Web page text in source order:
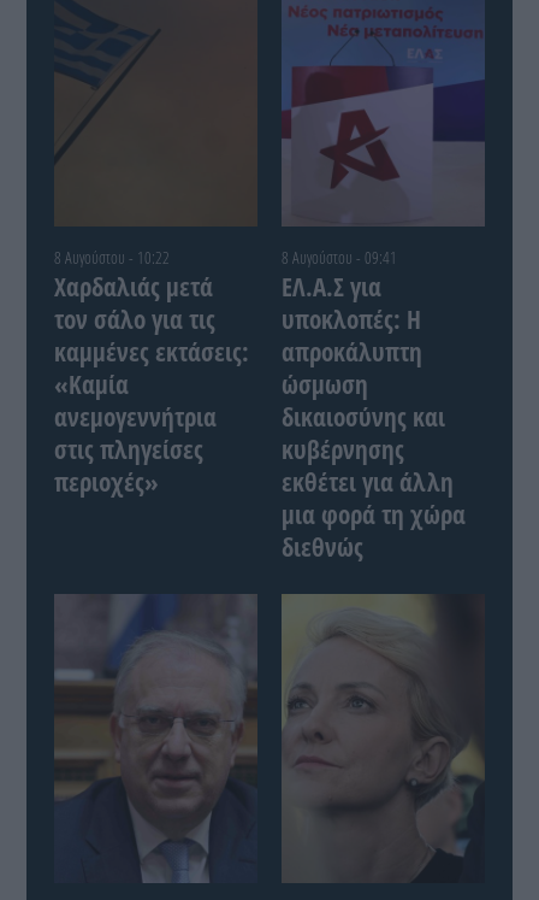
8 Αυγούστου - 10:22
Χαρδαλιάς μετά
τον σάλο για τις
καμμένες εκτάσεις:
«Καμία
ανεμογεννήτρια
στις πληγείσες
περιοχές»
8 Αυγούστου - 09:41
ΕΛ.Α.Σ για
υποκλοπές: Η
απροκάλυπτη
ώσμωση
δικαιοσύνης και
κυβέρνησης
εκθέτει για άλλη
μια φορά τη χώρα
διεθνώς